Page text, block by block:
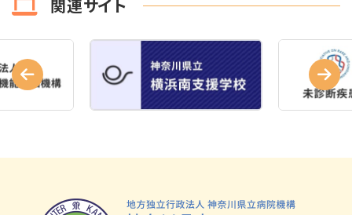
関連サイト